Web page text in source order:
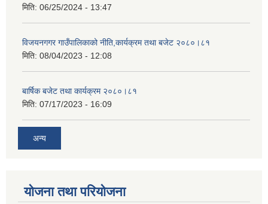
मिति: 06/25/2024 - 13:47
विजयनगगर गाउँपालिकाको नीति,कार्यक्रम तथा बजेट २०८०।८१
मिति: 08/04/2023 - 12:08
बार्षिक बजेट तथा कार्यक्रम २०८०।८१
मिति: 07/17/2023 - 16:09
अन्य
योजना तथा परियोजना